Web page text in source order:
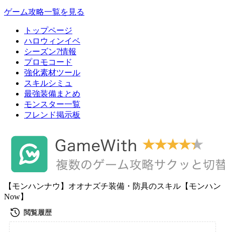
ゲーム攻略一覧を見る
トップページ
ハロウィンイベ
シーズン7情報
プロモコード
強化素材ツール
スキルシミュ
最強装備まとめ
モンスター一覧
フレンド掲示板
【モンハンナウ】オオナズチ装備・防具のスキル【モンハン
Now】